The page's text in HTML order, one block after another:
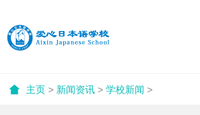
主页 > 新闻资讯 > 学校新闻 >